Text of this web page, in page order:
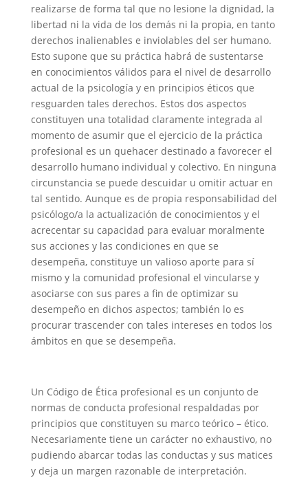
realizarse de forma tal que no lesione la dignidad, la
libertad ni la vida de los demás ni la propia, en tanto
derechos inalienables e inviolables del ser humano.
Esto supone que su práctica habrá de sustentarse
en conocimientos válidos para el nivel de desarrollo
actual de la psicología y en principios éticos que
resguarden tales derechos. Estos dos aspectos
constituyen una totalidad claramente integrada al
momento de asumir que el ejercicio de la práctica
profesional es un quehacer destinado a favorecer el
desarrollo humano individual y colectivo. En ninguna
circunstancia se puede descuidar u omitir actuar en
tal sentido. Aunque es de propia responsabilidad del
psicólogo/a la actualización de conocimientos y el
acrecentar su capacidad para evaluar moralmente
sus acciones y las condiciones en que se
desempeña, constituye un valioso aporte para sí
mismo y la comunidad profesional el vincularse y
asociarse con sus pares a fin de optimizar su
desempeño en dichos aspectos; también lo es
procurar trascender con tales intereses en todos los
ámbitos en que se desempeña.
Un Código de Ética profesional es un conjunto de
normas de conducta profesional respaldadas por
principios que constituyen su marco teórico – ético.
Necesariamente tiene un carácter no exhaustivo, no
pudiendo abarcar todas las conductas y sus matices
y deja un margen razonable de interpretación.